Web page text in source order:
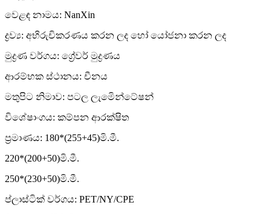
වෙළඳ නාමය: NanXin
ද්‍රව්‍ය: අභිරුචිකරණය කරන ලද හෝ යෝජනා කරන ලද
මුද්‍රණ වර්ගය: ග්‍රේවර් මුද්‍රණය
ආරම්භක ස්ථානය: චීනය
මතුපිට නිමාව: පටල ලැමිෙන්ටේෂන්
විශේෂාංගය: කම්පන ආරක්ෂිත
ප්‍රමාණය: 180*(255+45)මි.මී.
220*(200+50)මි.මී.
250*(230+50)මි.මී.
ප්ලාස්ටික් වර්ගය: PET/NY/CPE